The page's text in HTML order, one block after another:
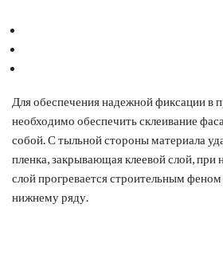
Для обеспечения надежной фиксации в
необходимо обеспечить склеивание
собой. С тыльной стороны материала
пленка, закрывающая клеевой слой, при
слой прогревается строительным
нижнему ряду.